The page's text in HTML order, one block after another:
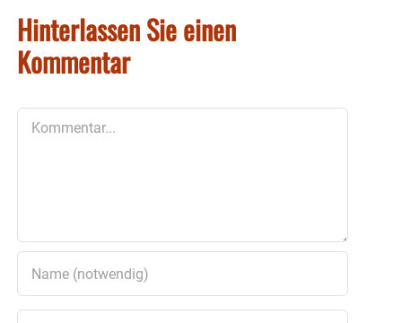
Hinterlassen Sie einen
Kommentar